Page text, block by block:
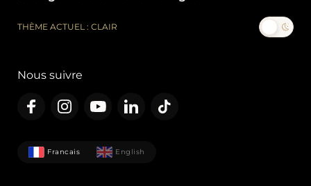
THÈME ACTUEL : CLAIR
Nous suivre
Francais English